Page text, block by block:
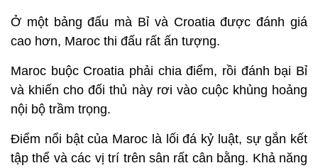
Ở một bảng đấu mà Bỉ và Croatia được đánh giá
cao hơn, Maroc thi đấu rất ấn tượng.
Maroc buộc Croatia phải chia điểm, rồi đánh bại Bỉ
và khiến cho đối thủ này rơi vào cuộc khủng hoảng
nội bộ trầm trọng.
Điểm nổi bật của Maroc là lối đá kỷ luật, sự gắn kết
tập thể và các vị trí trên sân rất cân bằng. Khả năng